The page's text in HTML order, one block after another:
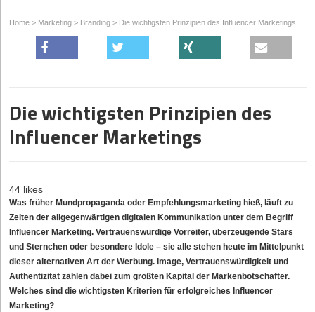
Home > Marketing > Branding > Die wichtigsten Prinzipien des Influencer Marketings
Die wichtigsten Prinzipien des
Influencer Marketings
44 likes
Was früher Mundpropaganda oder Empfehlungsmarketing hieß, läuft zu
Zeiten der allgegenwärtigen digitalen Kommunikation unter dem Begriff
Influencer Marketing. Vertrauenswürdige Vorreiter, überzeugende Stars
und Sternchen oder besondere Idole – sie alle stehen heute im Mittelpunkt
dieser alternativen Art der Werbung. Image, Vertrauenswürdigkeit und
Authentizität zählen dabei zum größten Kapital der Markenbotschafter.
Welches sind die wichtigsten Kriterien für erfolgreiches Influencer
Marketing?